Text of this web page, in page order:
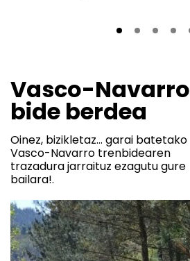
Vasco-Navarro
bide berdea
Oinez, bizikletaz... garai batetako
Vasco-Navarro trenbidearen
trazadura jarraituz ezagutu gure
bailara!.